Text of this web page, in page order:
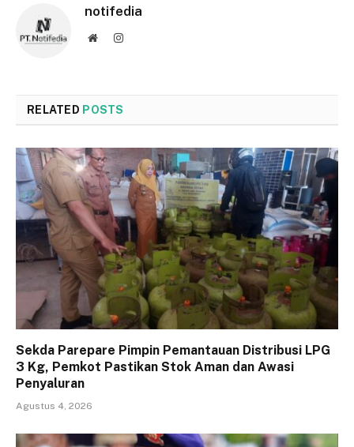
notifedia
WebsiteInstagram
RELATED POSTS
Sekda Parepare Pimpin Pemantauan Distribusi LPG
3 Kg, Pemkot Pastikan Stok Aman dan Awasi
Penyaluran
Agustus 4, 2026